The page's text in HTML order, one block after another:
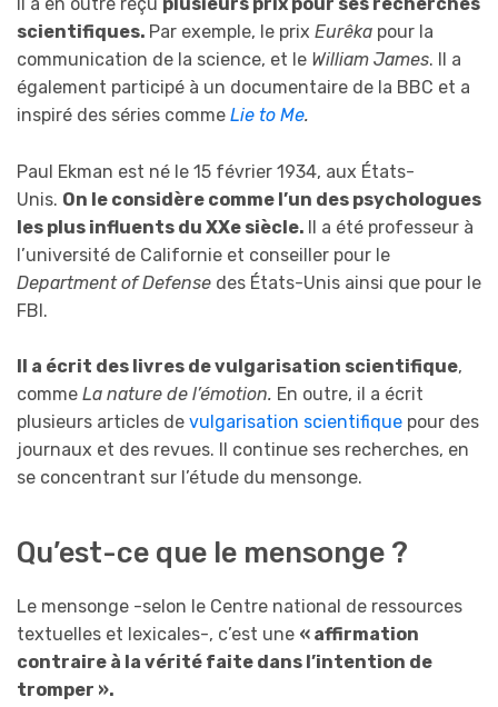
scientifiques. Par exemple, le prix Eurêka pour la
communication de la science, et le William James. Il a
également participé à un documentaire de la BBC et a
inspiré des séries comme Lie to Me.
Paul Ekman est né le 15 février 1934, aux États-
Unis. On le considère comme l’un des psychologues
les plus influents du XXe siècle. Il a été professeur à
l’université de Californie et conseiller pour le
Department of Defense des États-Unis ainsi que pour le
FBI.
Il a écrit des livres de vulgarisation scientifique,
comme La nature de l’émotion. En outre, il a écrit
plusieurs articles de vulgarisation scientifique pour des
journaux et des revues. Il continue ses recherches, en
se concentrant sur l’étude du mensonge.
Qu’est-ce que le mensonge ?
Le mensonge -selon le Centre national de ressources
textuelles et lexicales-, c’est une « affirmation
contraire à la vérité faite dans l’intention de
tromper ».